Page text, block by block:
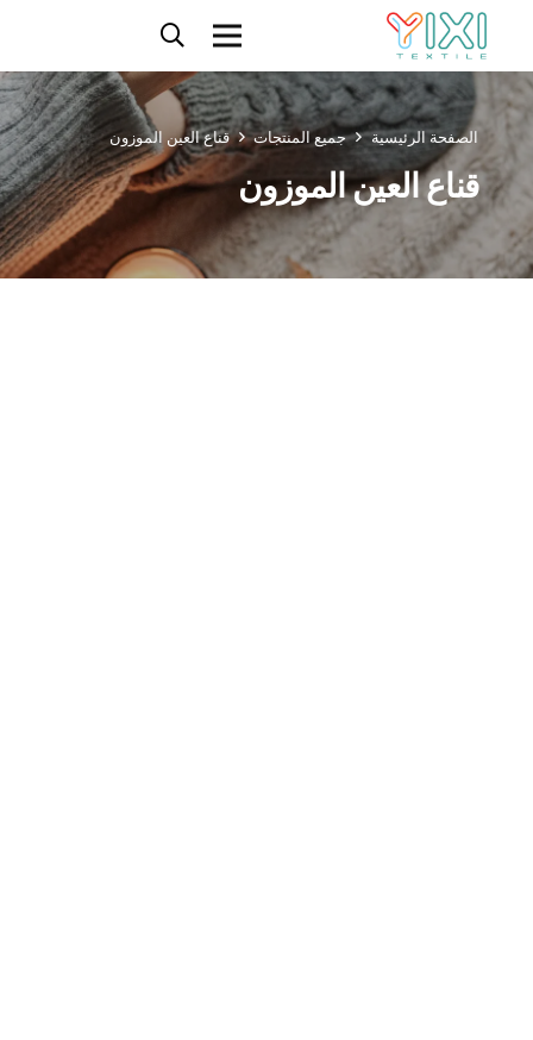
الصفحة الرئيسية جميع المنتجات قناع العين الموزون
قناع العين الموزون